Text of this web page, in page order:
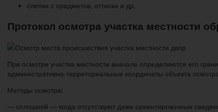
слепки с предметов, оттиски и др.
Протокол осмотра участка местности
При осмотре участка местности вначале определяются его
административно-территориальные координаты объекта
Методы осмотра:
— сплошной — когда отсутствуют даже ориентировочные